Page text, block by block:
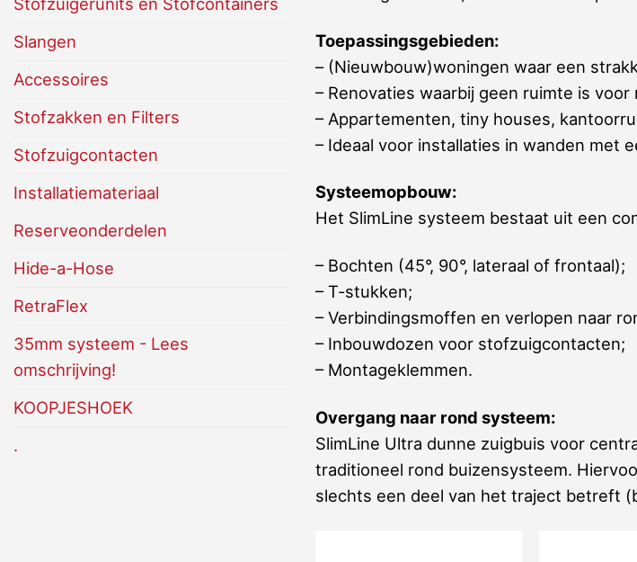
Slangen
Accessoires
Stofzakken en Filters
Stofzuigcontacten
Installatiemateriaal
Reserveonderdelen
Hide-a-Hose
RetraFlex
35mm systeem - Lees
omschrijving!
KOOPJESHOEK
.
Toepassingsgebieden:
– (Nieuwbouw)woningen waar een
– Renovaties waarbij geen ruimte is voor
– Appartementen, tiny houses,
– Ideaal voor installaties in wanden met
Systeemopbouw:
Het SlimLine systeem bestaat uit een
– Bochten (45°, 90°, lateraal of frontaal);
– T-stukken;
– Verbindingsmoffen en verlopen naar
– Inbouwdozen voor stofzuigcontacten;
– Montageklemmen.
Overgang naar rond systeem:
SlimLine Ultra dunne zuigbuis voor
traditioneel rond buizensysteem.
slechts een deel van het traject betreft